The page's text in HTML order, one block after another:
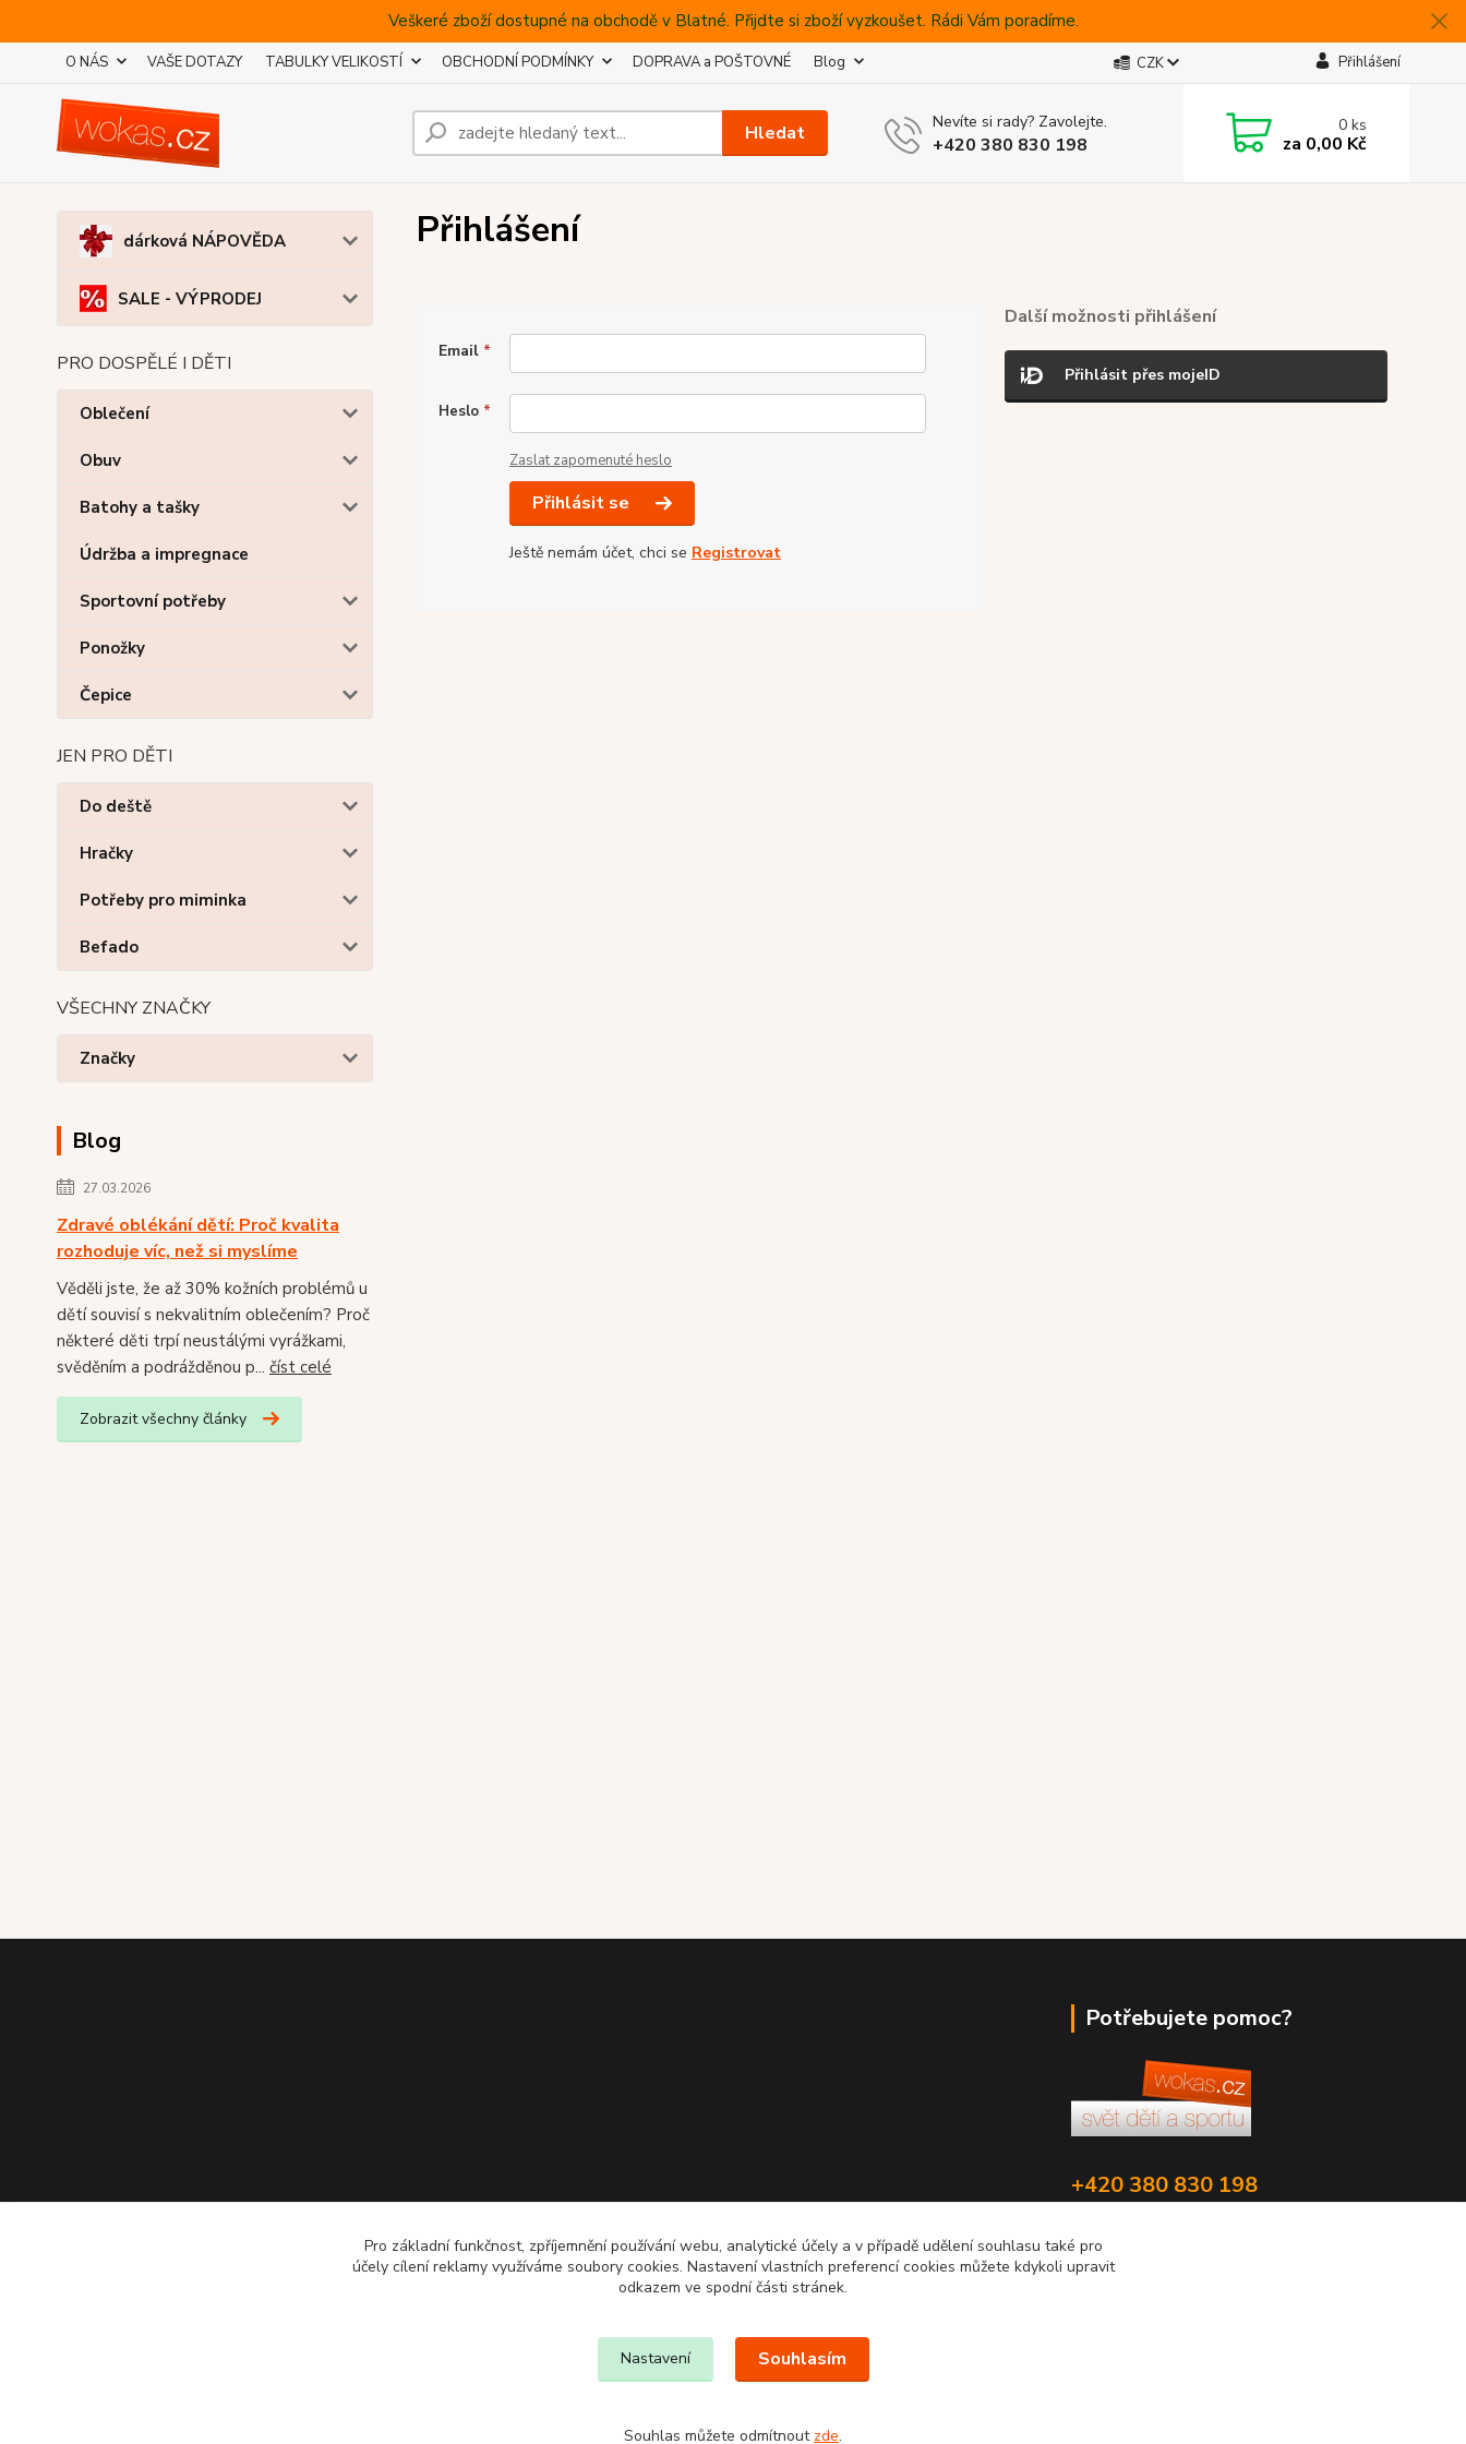
Veškeré zboží dostupné na obchodě v Blatné. Přijdte si zboží vyzkoušet. Rádi Vám poradíme.
O NÁS VAŠE DOTAZY TABULKY VELIKOSTÍ OBCHODNÍ PODMÍNKY DOPRAVA a POŠTOVNÉ Blog CZK Přihlášení
Hledat Nevíte si rady? Zavolejte.
+420 380 830 198
0ks
za 0,00 Kč
dárková NÁPOVĚDA
SALE - VÝPRODEJ
PRO DOSPĚLÉ I DĚTI
Oblečení
Obuv
Batohy a tašky
Údržba a impregnace
Sportovní potřeby
Ponožky
Čepice
JEN PRO DĚTI
Do deště
Hračky
Potřeby pro miminka
Befado
VŠECHNY ZNAČKY
Značky
Blog
27.03.2026
Zdravé oblékání dětí: Proč kvalita
rozhoduje víc, než si myslíme
Věděli jste, že až 30% kožních problémů u
dětí souvisí s nekvalitním oblečením? Proč
některé děti trpí neustálými vyrážkami,
svěděním a podrážděnou p... číst celé
Zobrazit všechny články
Přihlášení
Email *
Heslo *
Zaslat zapomenuté heslo
Přihlásit se
Ještě nemám účet, chci se Registrovat
Další možnosti přihlášení
Přihlásit přes mojeID
Potřebujete pomoc?
+420 380 830 198
Pro základní funkčnost, zpříjemnění používání webu, analytické účely a v případě udělení souhlasu také pro
účely cílení reklamy využíváme soubory cookies. Nastavení vlastních preferencí cookies můžete kdykoli upravit
odkazem ve spodní části stránek.
Nastavení Souhlasím
Souhlas můžete odmítnout zde.